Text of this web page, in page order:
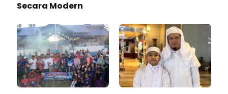
Secara Modern